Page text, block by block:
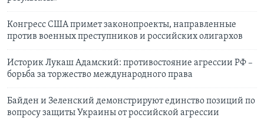
Конгресс США примет законопроекты, направленные
против военных преступников и российских олигархов
Историк Лукаш Адамский: противостояние агрессии РФ –
борьба за торжество международного права
Байден и Зеленский демонстрируют единство позиций по
вопросу защиты Украины от российской агрессии